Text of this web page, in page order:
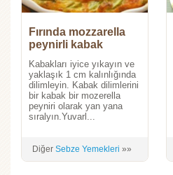
Fırında mozzarella
peynirli kabak
Kabakları iyice yıkayın ve
yaklaşık 1 cm kalınlığında
dilimleyin. Kabak dilimlerini
bir kabak bir mozerella
peyniri olarak yan yana
sıralyın.Yuvarl...
Diğer Sebze Yemekleri »»